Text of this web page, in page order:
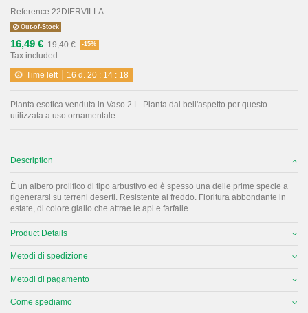
Reference 22DIERVILLA
Out-of-Stock
16,49 € 19,40 € -15%
Tax included
Time left
16 d. 20 : 14 : 18
Pianta esotica venduta in Vaso 2 L. Pianta dal bell'aspetto per questo
utilizzata a uso ornamentale.
Description
È un albero prolifico di tipo arbustivo ed è spesso una delle prime specie a
rigenerarsi su terreni deserti. Resistente al freddo. Fioritura abbondante in
estate, di colore giallo che attrae le api e farfalle .
Product Details
Metodi di spedizione
Metodi di pagamento
Come spediamo